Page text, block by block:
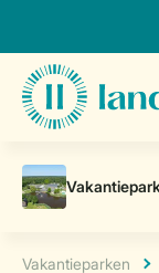
Vakantieparken